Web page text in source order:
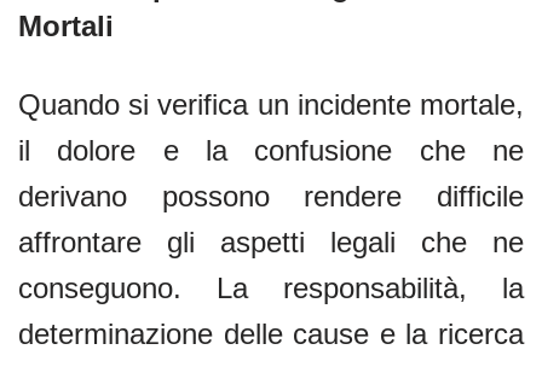
Mortali
Quando si verifica un incidente mortale,
il dolore e la confusione che ne
derivano possono rendere difficile
affrontare gli aspetti legali che ne
conseguono. La responsabilità, la
determinazione delle cause e la ricerca